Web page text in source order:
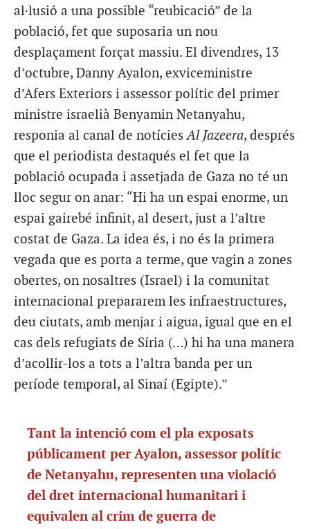
al·lusió a una possible “reubicació” de la
població, fet que suposaria un nou
desplaçament forçat massiu. El divendres, 13
d’octubre, Danny Ayalon, exviceministre
d’Afers Exteriors i assessor polític del primer
ministre israelià Benyamin Netanyahu,
responia al canal de notíciesAl Jazeera, després
que el periodista destaqués el fet que la
població ocupada i assetjada de Gaza no té un
lloc segur on anar: “Hi ha un espai enorme, un
espai gairebé infinit, al desert, just a l’altre
costat de Gaza. La idea és, i no és la primera
vegada que es porta a terme, que vagin a zones
obertes, on nosaltres (Israel) i la comunitat
internacional prepararem les infraestructures,
deu ciutats, amb menjar i aigua, igual que en el
cas dels refugiats de Síria (…) hi ha una manera
d’acollir-los a tots a l’altra banda per un
període temporal, al Sinaí (Egipte).”
Tant la intenció com el pla exposats
públicament per Ayalon, assessor polític
de Netanyahu, representen una violació
del dret internacional humanitari i
equivalen al crim de guerra de